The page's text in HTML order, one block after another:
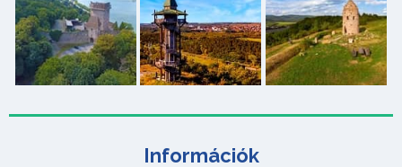
Információk